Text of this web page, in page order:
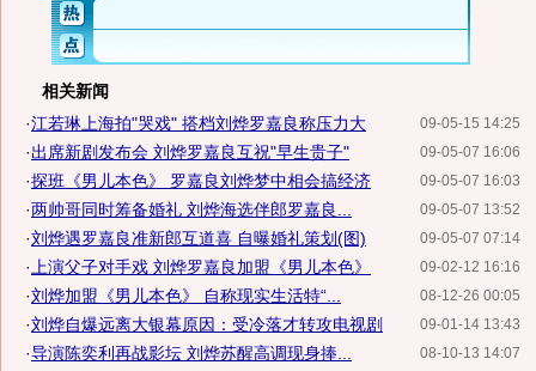
相关新闻
09-05-15 14:25
·江若琳上海拍"哭戏" 搭档刘烨罗嘉良称压力大
09-05-07 16:06
·出席新剧发布会 刘烨罗嘉良互祝"早生贵子"
09-05-07 16:03
·探班《男儿本色》 罗嘉良刘烨梦中相会搞经济
09-05-07 13:52
·两帅哥同时筹备婚礼 刘烨海选伴郎罗嘉良...
09-05-07 07:14
·刘烨遇罗嘉良准新郎互道喜 自曝婚礼策划(图)
09-02-12 16:16
· 上演父子对手戏 刘烨罗嘉良加盟《男儿本色》
08-12-26 00:05
·刘烨加盟《男儿本色》 自称现实生活特“...
09-01-14 13:43
·刘烨自爆远离大银幕原因：受冷落才转攻电视剧
08-10-13 14:07
·导演陈奕利再战影坛 刘烨苏醒高调现身捧...